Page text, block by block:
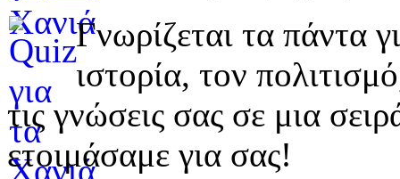
Γνωρίζεται τα πάντα
ιστορία, τον
τις γνώσεις σας σε μια
ετοιμάσαμε για σας!